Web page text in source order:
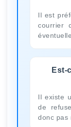
Il est
courrier
Est-
Il existe
de
donc pas